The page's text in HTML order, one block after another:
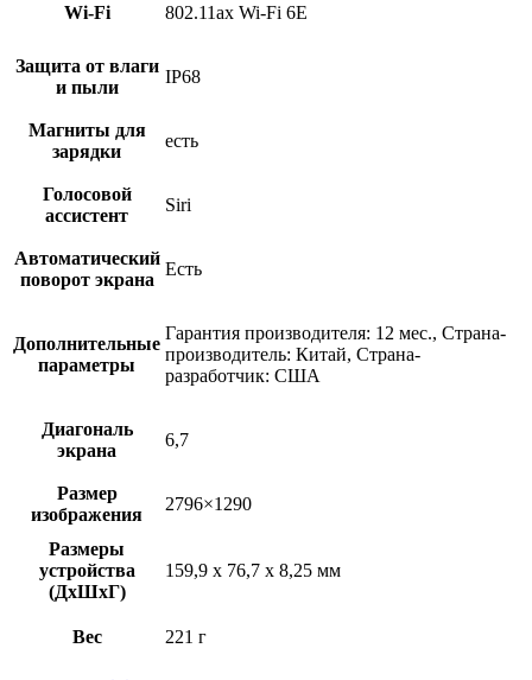
Wi-Fi 802.11ax Wi-Fi 6E
Защита от влаги
и пыли
IP68
Магниты для
зарядки
есть
Голосовой
ассистент
Siri
Автоматический
поворот экрана
Есть
Дополнительные
параметры
Гарантия производителя: 12 мес., Страна-
производитель: Китай, Страна-
разработчик: США
Диагональ
экрана
6,7
Размер
изображения
2796×1290
Размеры
устройства
(ДхШхГ)
159,9 x 76,7 x 8,25 мм
Вес 221 г